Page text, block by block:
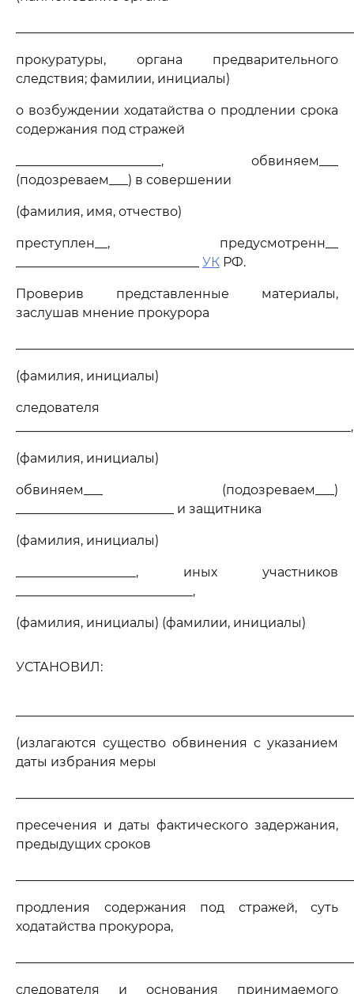
прокуратуры, органа предварительного
следствия; фамилии, инициалы)
о возбуждении ходатайства о продлении срока
содержания под стражей
_______________________, обвиняем___
(подозреваем___) в совершении
(фамилия, имя, отчество)
преступлен__, предусмотренн__
УК РФ.
Проверив представленные материалы,
заслушав мнение прокурора
(фамилия, инициалы)
следователя
_____________________________________________________,
(фамилия, инициалы)
обвиняем___ (подозреваем___)
_________________________ и защитника
(фамилия, инициалы)
___________________, иных участников
____________________________,
(фамилия, инициалы) (фамилии, инициалы)
УСТАНОВИЛ:
(излагаются существо обвинения с указанием
даты избрания меры
пресечения и даты фактического задержания,
предыдущих сроков
продления содержания под стражей, суть
ходатайства прокурора,
следователя и основания принимаемого